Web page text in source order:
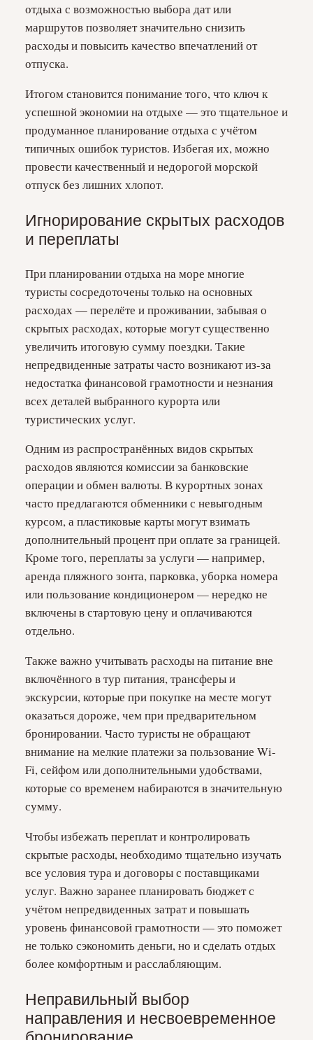
отдыха с возможностью выбора дат или
маршрутов позволяет значительно снизить
расходы и повысить качество впечатлений от
отпуска.
Итогом становится понимание того, что ключ к
успешной экономии на отдыхе — это тщательное и
продуманное планирование отдыха с учётом
типичных ошибок туристов. Избегая их, можно
провести качественный и недорогой морской
отпуск без лишних хлопот.
Игнорирование скрытых расходов
и переплаты
При планировании отдыха на море многие
туристы сосредоточены только на основных
расходах — перелёте и проживании, забывая о
скрытых расходах, которые могут существенно
увеличить итоговую сумму поездки. Такие
непредвиденные затраты часто возникают из-за
недостатка финансовой грамотности и незнания
всех деталей выбранного курорта или
туристических услуг.
Одним из распространённых видов скрытых
расходов являются комиссии за банковские
операции и обмен валюты. В курортных зонах
часто предлагаются обменники с невыгодным
курсом, а пластиковые карты могут взимать
дополнительный процент при оплате за границей.
Кроме того, переплаты за услуги — например,
аренда пляжного зонта, парковка, уборка номера
или пользование кондиционером — нередко не
включены в стартовую цену и оплачиваются
отдельно.
Также важно учитывать расходы на питание вне
включённого в тур питания, трансферы и
экскурсии, которые при покупке на месте могут
оказаться дороже, чем при предварительном
бронировании. Часто туристы не обращают
внимание на мелкие платежи за пользование Wi-
Fi, сейфом или дополнительными удобствами,
которые со временем набираются в значительную
сумму.
Чтобы избежать переплат и контролировать
скрытые расходы, необходимо тщательно изучать
все условия тура и договоры с поставщиками
услуг. Важно заранее планировать бюджет с
учётом непредвиденных затрат и повышать
уровень финансовой грамотности — это поможет
не только сэкономить деньги, но и сделать отдых
более комфортным и расслабляющим.
Неправильный выбор
направления и несвоевременное